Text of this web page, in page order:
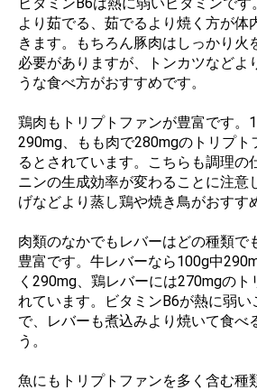
より茹でる、茹でるより焼く方が体
きます。もちろん豚肉はしっかり火
必要がありますが、トンカツなどよ
うな食べ方がおすすめです。
鶏肉もトリプトファンが豊富です。
290mg、もも肉で280mgのトリプト
るとされています。こちらも調理の
ニンの生成効率が変わることに注意
げなどより蒸し鶏や焼き鳥がおすす
肉類のなかでもレバーはどの種類で
豊富です。牛レバーなら100g中
く290mg、鶏レバーには270mgのト
れています。ビタミンB6が熱に弱
で、レバーも煮込みより焼いて食べ
う。
魚にもトリプトファンを多く含む種